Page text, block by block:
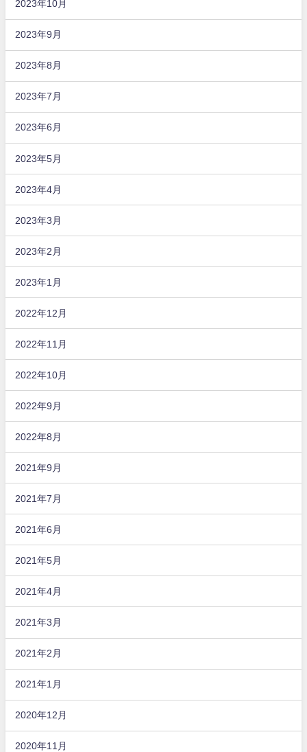
2023年10月
2023年9月
2023年8月
2023年7月
2023年6月
2023年5月
2023年4月
2023年3月
2023年2月
2023年1月
2022年12月
2022年11月
2022年10月
2022年9月
2022年8月
2021年9月
2021年7月
2021年6月
2021年5月
2021年4月
2021年3月
2021年2月
2021年1月
2020年12月
2020年11月